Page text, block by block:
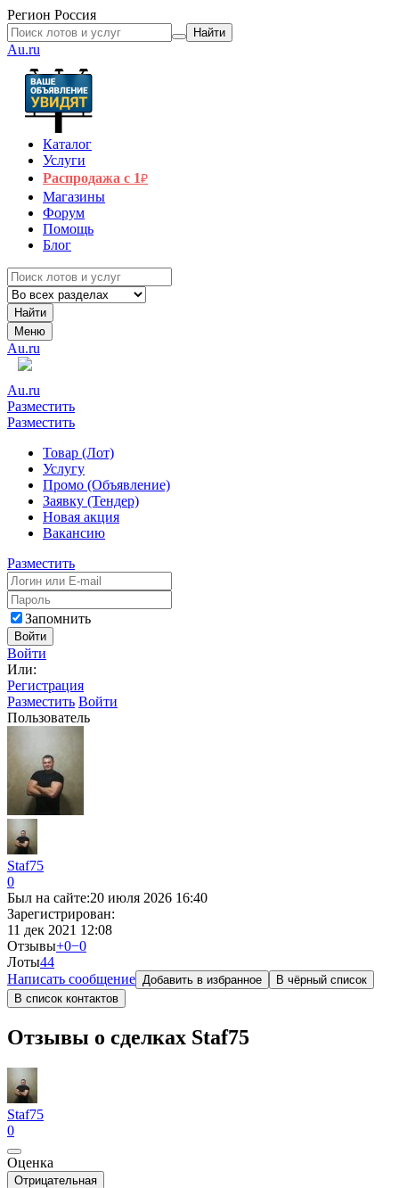
Регион Россия
Найти
Au.ru
Каталог
Услуги
Распродажа с 1₽
Магазины
Форум
Помощь
Блог
Найти
Меню
Au.ru
Au.ru
Разместить
Разместить
Товар (Лот)
Услугу
Промо (Объявление)
Заявку (Тендер)
Новая акция
Вакансию
Разместить
Запомнить
Войти
Войти
Или:
Регистрация
Разместить Войти
Пользователь
Staf75
0
Был на сайте:20 июля 2026 16:40
Зарегистрирован:
11 дек 2021 12:08
Отзывы+0−0
Лоты44
Написать сообщение Добавить в избранное
В чёрный список
В список контактов
Отзывы о сделках Staf75
Staf75
0
Оценка
Отрицательная